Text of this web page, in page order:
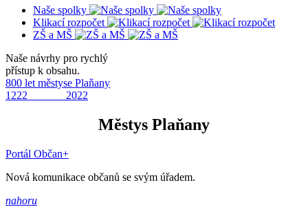
Naše spolky
Klikací rozpočet
ZŠ a MŠ
Naše návrhy pro rychlý
přístup k obsahu.
800 let městyse Plaňany
1222 2022
Městys Plaňany
Portál Občan+
Nová komunikace občanů se svým úřadem.
nahoru